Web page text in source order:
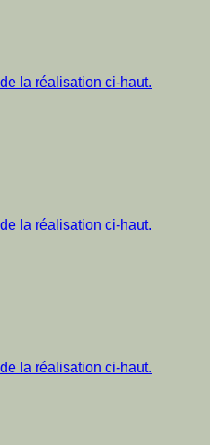
la réalisation ci-haut.
la réalisation ci-haut.
la réalisation ci-haut.